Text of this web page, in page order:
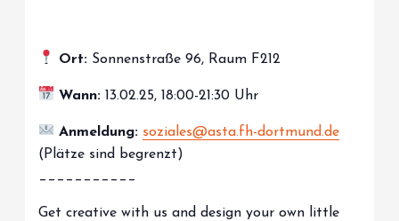
Ort: Sonnenstraße 96, Raum F212
Wann: 13.02.25, 18:00-21:30 Uhr
Anmeldung: soziales@asta.fh-dortmund.de
(Plätze sind begrenzt)
___________
Get creative with us and design your own little